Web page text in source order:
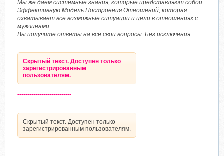
Мы же даем системные знания, которые представляют собой
Эффективную Модель Построения Отношений, которая
охватывает все возможные ситуации и цели в отношениях с
мужчинами.
Вы получите ответы на все свои вопросы. Без исключения..
Скрытый текст. Доступен только
зарегистрированным
пользователям.
---------------------------
Скрытый текст. Доступен только
зарегистрированным пользователям.